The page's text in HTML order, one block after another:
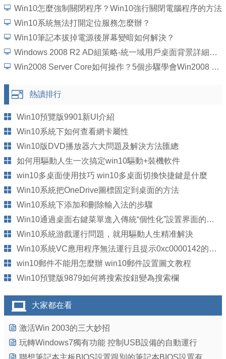
Win10怎麼強制關閉程序？Win10強行關閉電腦程序的方法
Win10系統無法打開定位服務怎麼辦？
Win10筆記本拔掉電源後屏幕變暗如何解決？
Windows 2008 R2 AD組策略-統一域用戶桌面背景詳細圖文教程
Win2008 Server Core如何操作？5個步驟學會Win2008 Server Core操作
熱讀排行
Win10預覽版9901新UI介紹
Win10系統下如何查看網卡屬性
Win10版DVD播放器六大問題及解決方法匯總
如何用驅動人生一次搞定win10驅動+裝機軟件
win10多桌面使用技巧 win10多桌面切換快捷鍵是什麼
Win10系統把OneDrive圖標固定到桌面的方法
Win10系統下添加和刪除輸入法的步驟
Win10通過桌面右鍵菜單進入傳統“個性化”設置界面的方法
Win10系統游戲運行問題，就用驅動人生精准解決
Win10系統VC應用程序無法運行且提示0xc0000142的解決方法
win10郵件不能用怎麼辦 win10郵件設置圖文教程
Win10預覽版9879如何將搜索按鈕變為搜索欄
大家都在看
激活Win 2003的三大妙招
玩轉Windows7獨有功能 控制USB設備的自動運行